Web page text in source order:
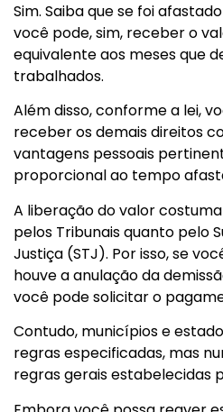
Sim. Saiba que se foi
você pode, sim, receber o
equivalente aos meses que
trabalhados.
Além disso, conforme a lei,
receber os demais direitos
vantagens pessoais
proporcional ao tempo
A liberação do valor
pelos Tribunais quanto pelo
Justiça (STJ). Por isso, se
houve a anulação da
você pode solicitar o
Contudo, municípios e
regras especificadas, mas
regras gerais estabelecidas